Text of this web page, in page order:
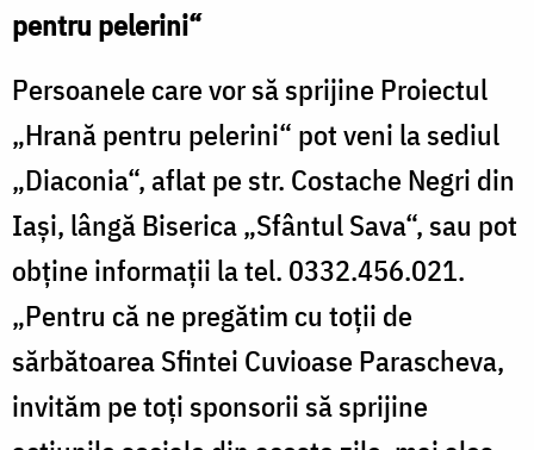
pentru pelerini“
Persoanele care vor să sprijine Proiectul
„Hrană pentru pelerini“ pot veni la sediul
„Diaconia“, aflat pe str. Costache Negri din
Iaşi, lângă Biserica „Sfântul Sava“, sau pot
obţine informaţii la tel. 0332.456.021.
„Pentru că ne pregătim cu toţii de
sărbătoarea Sfintei Cuvioase Parascheva,
invităm pe toţi sponsorii să sprijine